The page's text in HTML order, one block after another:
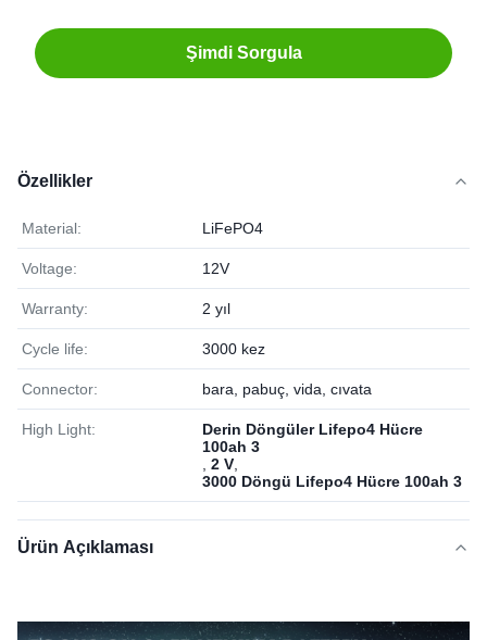
Şimdi Sorgula
Özellikler
Material: LiFePO4
Voltage: 12V
Warranty: 2 yıl
Cycle life: 3000 kez
Connector: bara, pabuç, vida, cıvata
High Light:
Derin Döngüler Lifepo4 Hücre
100ah 3
2 V
3000 Döngü Lifepo4 Hücre 100ah 3
Ürün Açıklaması